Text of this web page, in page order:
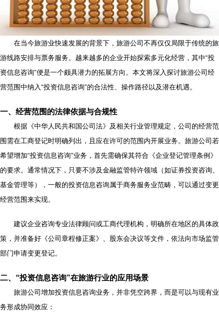
在当今旅游业快速发展的背景下，旅游公司不再仅仅局限于传统的旅
游线路安排与票务服务。越来越多的企业开始探索多元化经营，其中“投
资信息咨询”便是一个颇具潜力的拓展方向。本文将深入探讨旅游公司经
营范围中纳入“投资信息咨询”的合法性、操作路径以及潜在机遇。
一、经营范围的法律依据与合规性
根据《中华人民共和国公司法》及相关行业管理规定，公司的经营范
围需在工商登记时明确列出，且应在许可的范围内开展业务。旅游公司若
希望增加“投资信息咨询”业务，首先需确保其符合《企业登记管理条例》
的要求。通常情况下，只要不涉及金融监管特许领域（如证券投资咨询、
基金管理等），一般的投资信息咨询属于商务服务业范畴，可以通过变更
经营范围来实现。
建议企业咨询专业法律顾问或工商代理机构，明确所在地区的具体政
策，并准备好《公司章程修正案》、股东会决议等文件，依法向市场监管
部门申请变更登记。
二、“投资信息咨询”在旅游行业的应用场景
旅游公司增加投资信息咨询业务，并非凭空跨界，而是可以与现有业
务形成协同效应：